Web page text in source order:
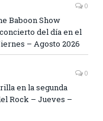
0
Baboon Show
del día en el
– Agosto 2026
0
en la segunda
Rock – Jueves –